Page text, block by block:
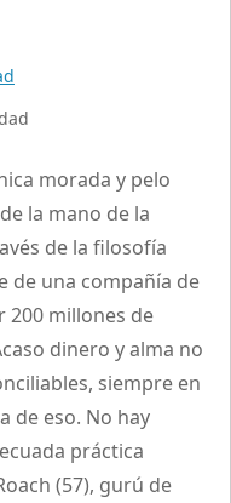
morada y pelo
la mano de la
de la filosofía
de una compañía de
millones de
dinero y alma no
siempre en
de eso. No hay
práctica
(57), gurú de